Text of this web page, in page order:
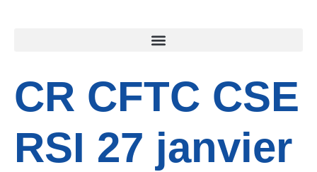
CR CFTC CSE
RSI 27 janvier